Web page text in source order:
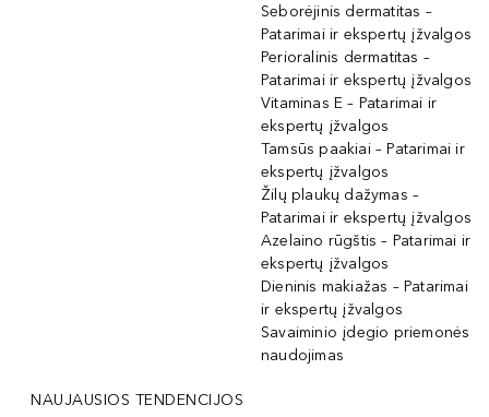
Seborėjinis dermatitas –
Patarimai ir ekspertų įžvalgos
Perioralinis dermatitas –
Patarimai ir ekspertų įžvalgos
Vitaminas E – Patarimai ir
ekspertų įžvalgos
Tamsūs paakiai – Patarimai ir
ekspertų įžvalgos
Žilų plaukų dažymas –
Patarimai ir ekspertų įžvalgos
Azelaino rūgštis – Patarimai ir
ekspertų įžvalgos
Dieninis makiažas – Patarimai
ir ekspertų įžvalgos
Savaiminio įdegio priemonės
naudojimas
NAUJAUSIOS TENDENCIJOS